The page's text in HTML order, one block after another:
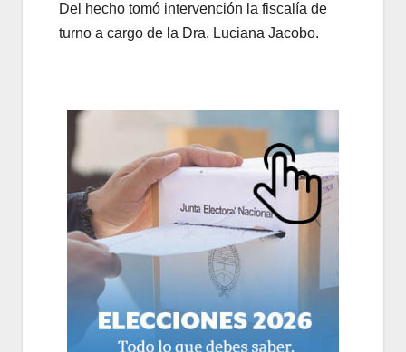
Del hecho tomó intervención la fiscalía de
turno a cargo de la Dra. Luciana Jacobo.